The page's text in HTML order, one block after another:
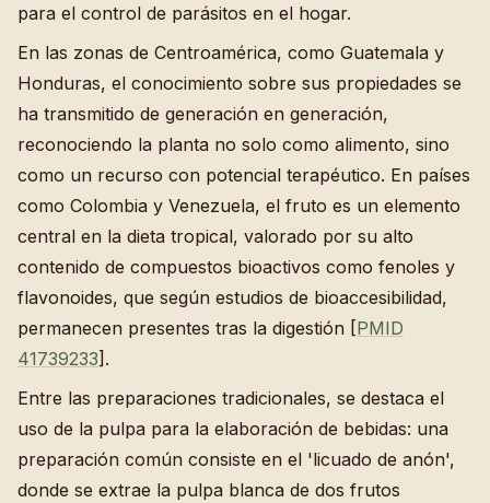
para el control de parásitos en el hogar.
En las zonas de Centroamérica, como Guatemala y
Honduras, el conocimiento sobre sus propiedades se
ha transmitido de generación en generación,
reconociendo la planta no solo como alimento, sino
como un recurso con potencial terapéutico. En países
como Colombia y Venezuela, el fruto es un elemento
central en la dieta tropical, valorado por su alto
contenido de compuestos bioactivos como fenoles y
flavonoides, que según estudios de bioaccesibilidad,
permanecen presentes tras la digestión [PMID
41739233].
Entre las preparaciones tradicionales, se destaca el
uso de la pulpa para la elaboración de bebidas: una
preparación común consiste en el 'licuado de anón',
donde se extrae la pulpa blanca de dos frutos